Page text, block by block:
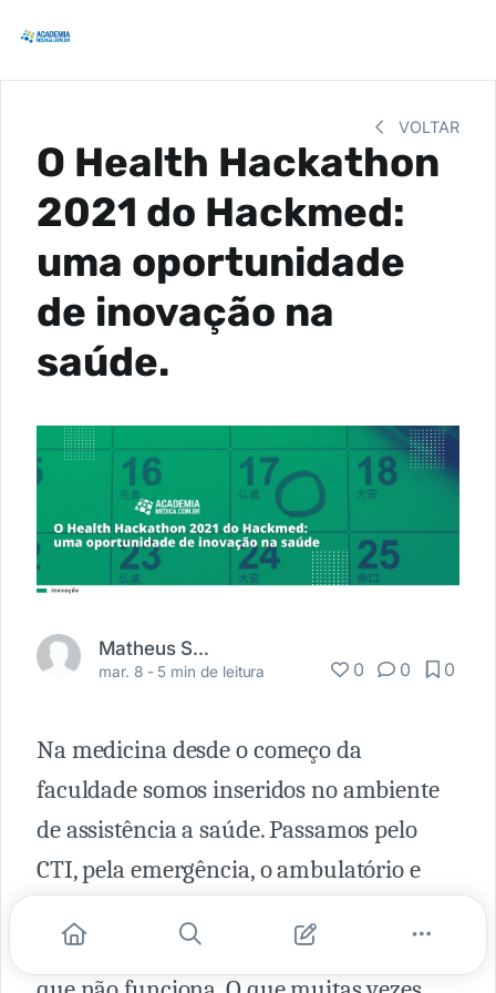
VOLTAR
O Health Hackathon
2021 do Hackmed:
uma oportunidade
de inovação na
saúde.
Matheus Scalzilli
mar. 8 - 5 min de leitura 0 0 0
Na medicina desde o começo da
faculdade somos inseridos no ambiente
de assistência a saúde. Passamos pelo
CTI, pela emergência, o ambulatório e
respectivo segmento o que funciona e o